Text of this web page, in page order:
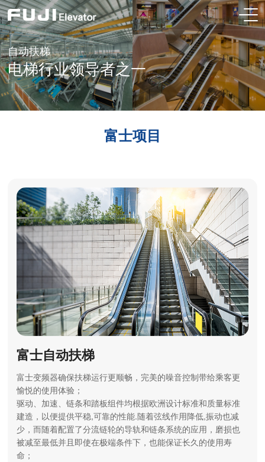
自动扶梯
电梯行业领导者之一
富士项目
富士自动扶梯
富士变频器确保扶梯运行更顺畅，完美的噪音控制带给乘客更
愉悦的使用体验；
驱动、加速、链条和踏板组件均根据欧洲设计标准和质量标准
建造，以便提供平稳,可靠的性能.随着弦线作用降低,振动也减
少，而随着配置了分流链轮的导轨和链条系统的应用，磨损也
被减至最低并且即使在极端条件下，也能保证长久的使用寿
命；